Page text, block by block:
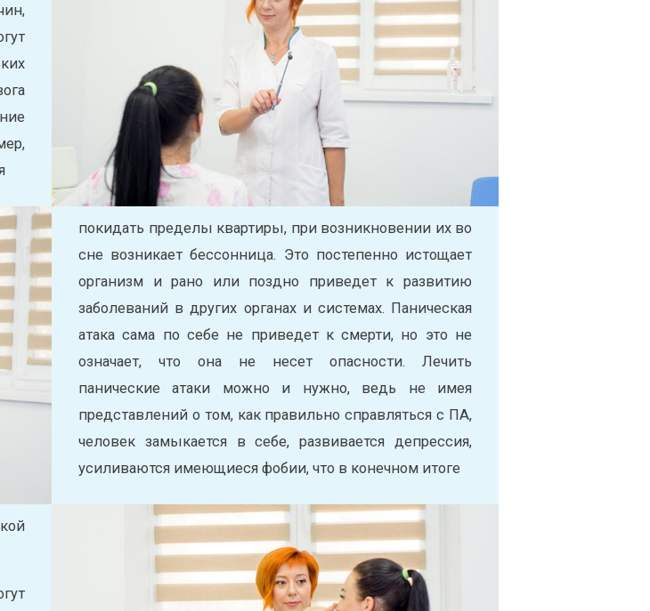
покидать пределы квартиры, при возникновении их во
сне возникает бессонница. Это постепенно истощает
организм и рано или поздно приведет к развитию
заболеваний в других органах и системах. Паническая
атака сама по себе не приведет к смерти, но это не
означает, что она не несет опасности. Лечить
панические атаки можно и нужно, ведь не имея
представлений о том, как правильно справляться с ПА,
человек замыкается в себе, развивается депрессия,
усиливаются имеющиеся фобии, что в конечном итоге